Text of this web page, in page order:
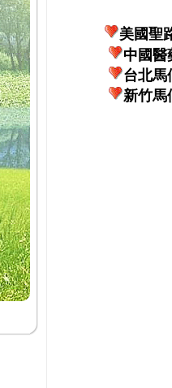
美國聖
中國醫
台北馬
新竹馬